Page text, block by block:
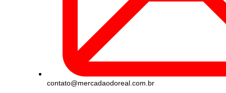
contato@mercadaodoreal.com.br